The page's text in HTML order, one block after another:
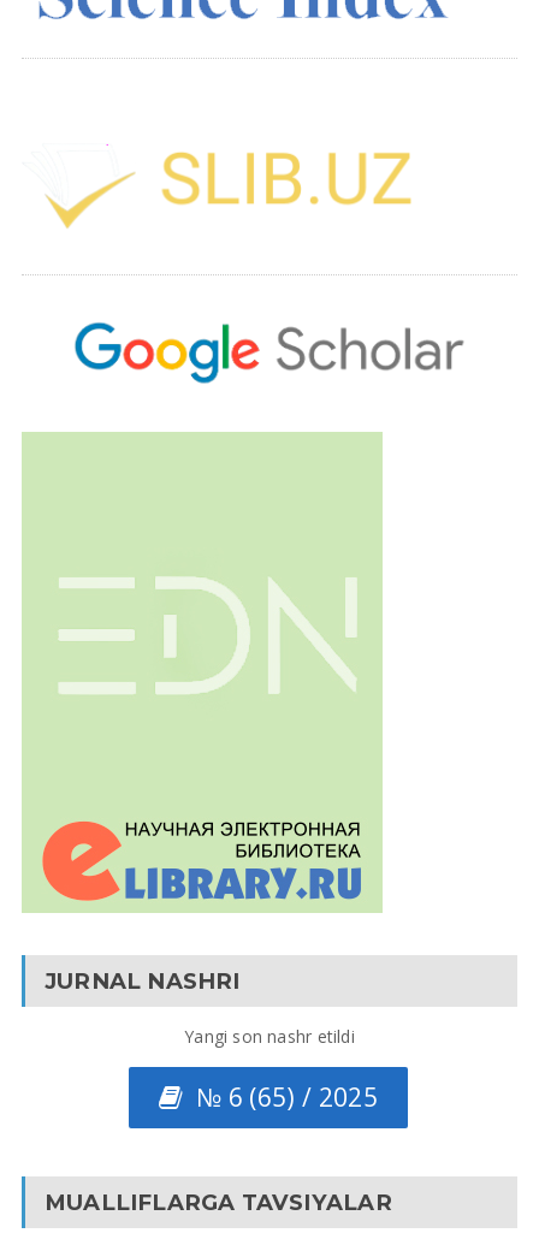
JURNAL NASHRI
Yangi son nashr etildi
№ 6 (65) / 2025
MUALLIFLARGA TAVSIYALAR